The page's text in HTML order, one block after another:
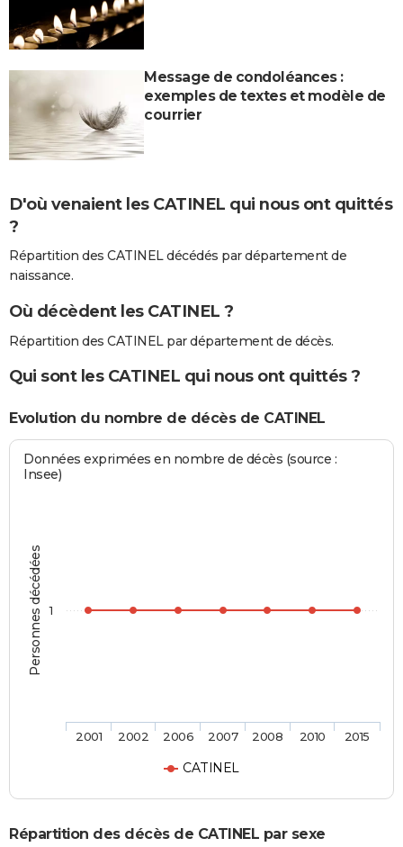
Message de condoléances :
exemples de textes et modèle de
courrier
D'où venaient les CATINEL qui nous ont quittés
?
Répartition des CATINEL décédés par département de
naissance.
Où décèdent les CATINEL ?
Répartition des CATINEL par département de décès.
Qui sont les CATINEL qui nous ont quittés ?
Evolution du nombre de décès de CATINEL
Personnes décédées
Données exprimées en nombre de décès (source :
Insee)
CATINEL
2001 2002 2006 2007 2008 2010 2015
1
Répartition des décès de CATINEL par sexe